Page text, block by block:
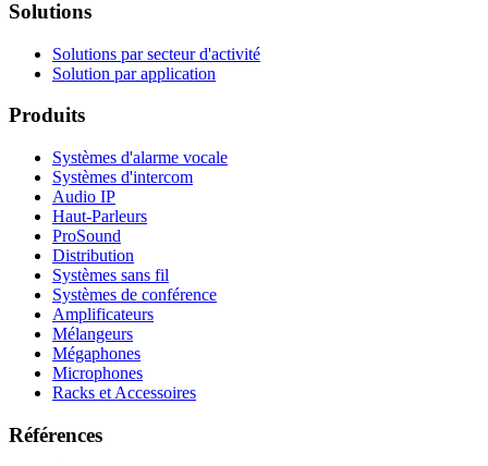
Solutions
Solutions par secteur d'activité
Solution par application
Produits
Systèmes d'alarme vocale
Systèmes d'intercom
Audio IP
Haut-Parleurs
ProSound
Distribution
Systèmes sans fil
Systèmes de conférence
Amplificateurs
Mélangeurs
Mégaphones
Microphones
Racks et Accessoires
Références